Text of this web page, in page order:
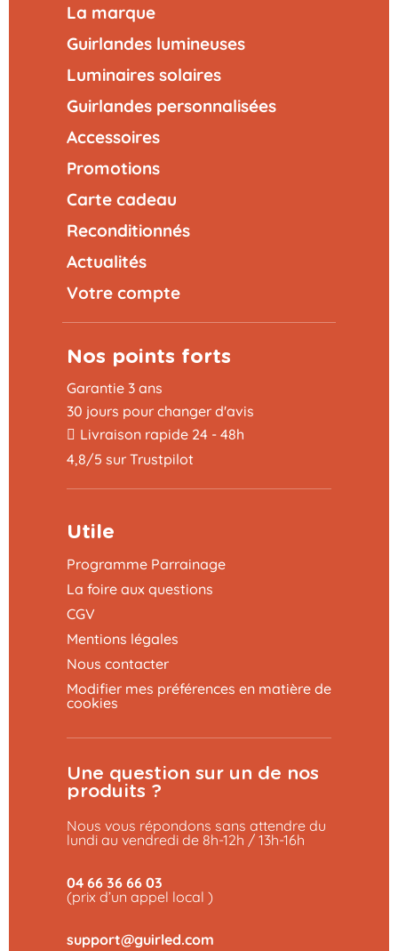
La marque
Guirlandes lumineuses
Luminaires solaires
Guirlandes personnalisées
Accessoires
Promotions
Carte cadeau
Reconditionnés
Actualités
Votre compte
Nos points forts
Garantie 3 ans
30 jours pour changer d'avis
Livraison rapide 24 - 48h
4,8/5 sur Trustpilot
Utile
Programme Parrainage
La foire aux questions
CGV
Mentions légales
Nous contacter
Modifier mes préférences en matière de
cookies
Une question sur un de nos
produits ?
Nous vous répondons sans attendre du
lundi au vendredi de 8h-12h / 13h-16h
04 66 36 66 03
(prix d’un appel local )